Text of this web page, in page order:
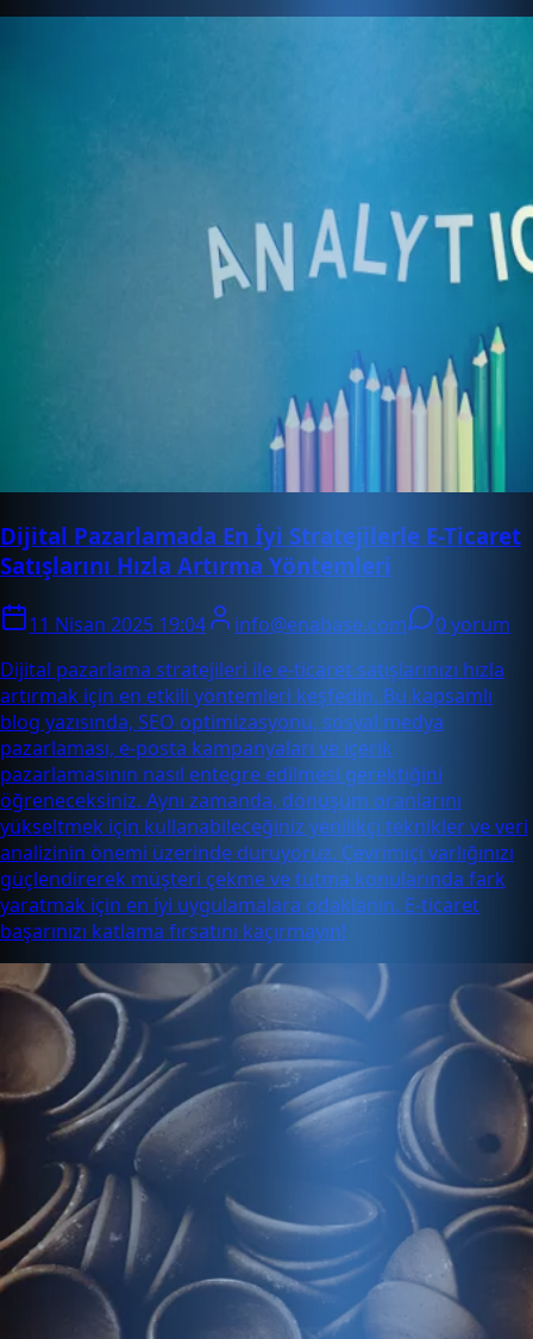
Dijital Pazarlamada En İyi Stratejilerle E-Ticaret
Satışlarını Hızla Artırma Yöntemleri
11 Nisan 2025 19:04 info@enabase.com
0 yorum
Dijital pazarlama stratejileri ile e-ticaret satışlarınızı hızla
artırmak için en etkili yöntemleri keşfedin. Bu kapsamlı
blog yazısında, SEO optimizasyonu, sosyal medya
pazarlaması, e-posta kampanyaları ve içerik
pazarlamasının nasıl entegre edilmesi gerektiğini
öğreneceksiniz. Aynı zamanda, dönüşüm oranlarını
yükseltmek için kullanabileceğiniz yenilikçi teknikler ve veri
analizinin önemi üzerinde duruyoruz. Çevrimiçi varlığınızı
güçlendirerek müşteri çekme ve tutma konularında fark
yaratmak için en iyi uygulamalara odaklanın. E-ticaret
başarınızı katlama fırsatını kaçırmayın!